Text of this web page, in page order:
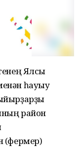
Ялсы
һауыу
район
(фермер)